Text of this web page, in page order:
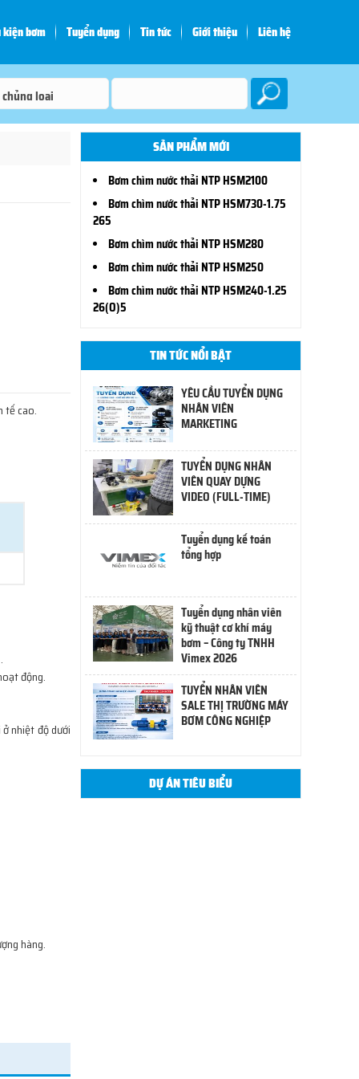
kiện bơm Tuyển dụng Tin tức Giới thiệu Liên hệ
tế cao.
động.
nhiệt độ dưới
hàng.
SẢN PHẨM MỚI
Bơm chìm nước thải NTP HSM2100
Bơm chìm nước thải NTP HSM730-1.75
265
Bơm chìm nước thải NTP HSM280
Bơm chìm nước thải NTP HSM250
Bơm chìm nước thải NTP HSM240-1.25
26(O)5
TIN TỨC NỔI BẬT
YÊU CẦU TUYỂN DỤNG
NHÂN VIÊN
MARKETING
TUYỂN DỤNG NHÂN
VIÊN QUAY DỰNG
VIDEO (FULL-TIME)
Tuyển dụng kế toán
tổng hợp
Tuyển dụng nhân viên
kỹ thuật cơ khí máy
bơm – Công ty TNHH
Vimex 2026
TUYỂN NHÂN VIÊN
SALE THỊ TRƯỜNG MÁY
BƠM CÔNG NGHIỆP
DỰ ÁN TIÊU BIỂU